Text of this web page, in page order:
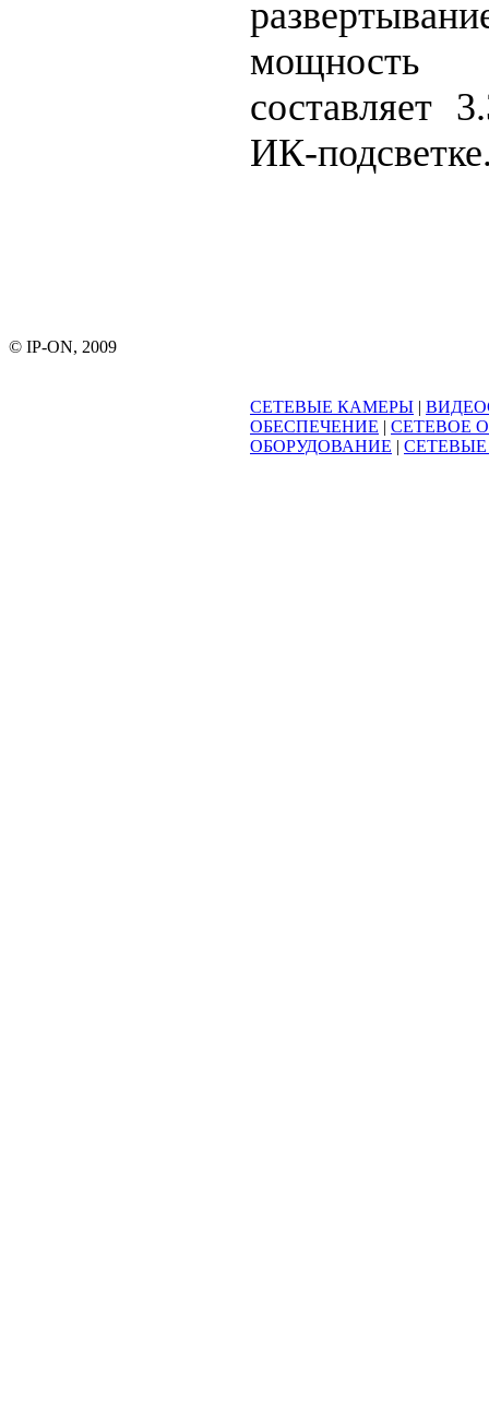
мощность
составляет
ИК-
© IP-ON, 2009
СЕТЕВЫЕ КАМЕРЫ |
ОБЕСПЕЧЕНИЕ | СЕТЕВОЕ
ОБОРУДОВАНИЕ |